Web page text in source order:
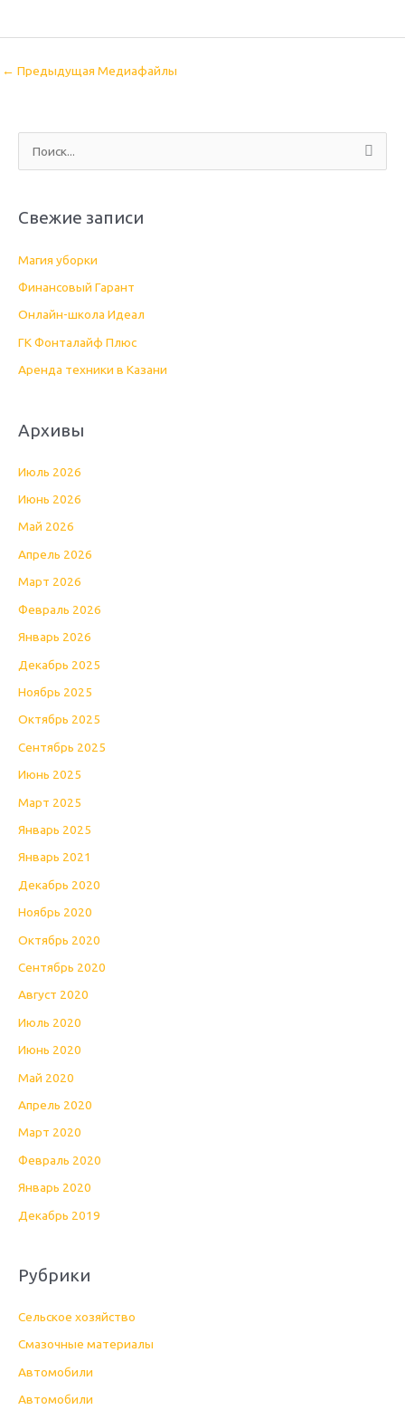
← Предыдущая Медиафайлы
с
Свежие записи
Магия уборки
Финансовый Гарант
Онлайн-школа Идеал
ГК Фонталайф Плюс
Аренда техники в Казани
Архивы
Июль 2026
Июнь 2026
Май 2026
Апрель 2026
Март 2026
Февраль 2026
Январь 2026
Декабрь 2025
Ноябрь 2025
Октябрь 2025
Сентябрь 2025
Июнь 2025
Март 2025
Январь 2025
Январь 2021
Декабрь 2020
Ноябрь 2020
Октябрь 2020
Сентябрь 2020
Август 2020
Июль 2020
Июнь 2020
Май 2020
Апрель 2020
Март 2020
Февраль 2020
Январь 2020
Декабрь 2019
Рубрики
Cельское хозяйство
Cмазочные материалы
Автомобили
Автомобили